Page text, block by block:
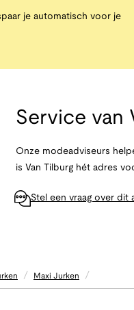
je automatisch voor je
Service van
Onze modeadviseurs
is Van Tilburg hét adres
Stel een vraag over dit
/ Maxi Jurken /